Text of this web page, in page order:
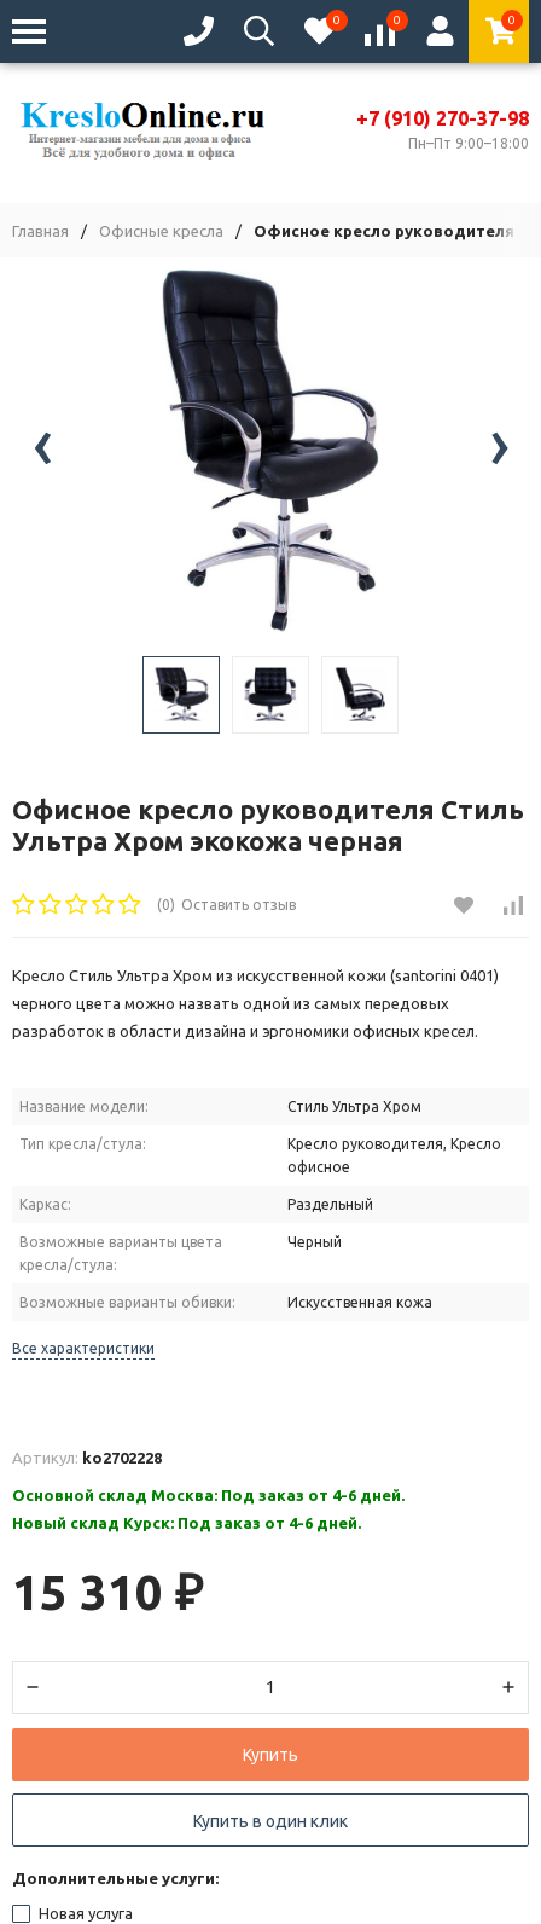
0 0 0
+7 (910) 270-37-98
Пн–Пт 9:00–18:00
Главная / Офисные кресла / Офисное кресло руководителя
‹ ›
Офисное кресло руководителя Стиль
Ультра Хром экокожа черная
(0) Оставить отзыв
Кресло Стиль Ультра Хром из искусственной кожи (santorini 0401)
черного цвета можно назвать одной из самых передовых
разработок в области дизайна и эргономики офисных кресел.
Название модели: Стиль Ультра Хром
Тип кресла/стула:
Кресло руководителя, Кресло
офисное
Каркас: Раздельный
Возможные варианты цвета
кресла/стула:
Черный
Возможные варианты обивки: Искусственная кожа
Все характеристики
Артикул: ko2702228
Основной склад Москва: Под заказ от 4-6 дней.
Новый склад Курск: Под заказ от 4-6 дней.
15 310 ₽
Купить
Купить в один клик
Дополнительные услуги:
Новая услуга